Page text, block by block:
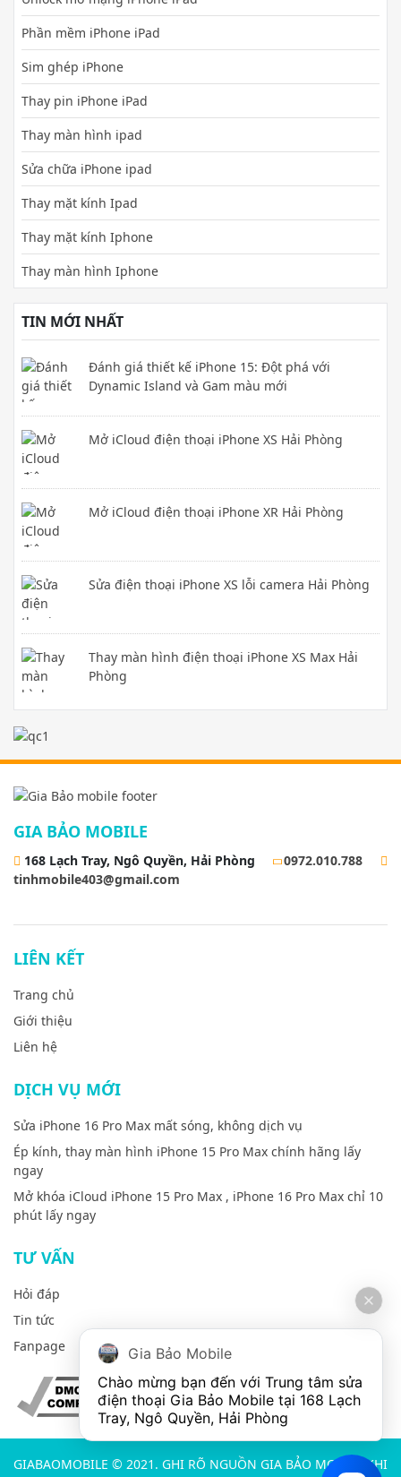
Phần mềm iPhone iPad
Sim ghép iPhone
Thay pin iPhone iPad
Thay màn hình ipad
Sửa chữa iPhone ipad
Thay mặt kính Ipad
Thay mặt kính Iphone
Thay màn hình Iphone
TIN MỚI NHẤT
Đánh giá thiết kế iPhone 15: Đột phá với
Dynamic Island và Gam màu mới
Mở iCloud điện thoại iPhone XS Hải Phòng
Mở iCloud điện thoại iPhone XR Hải Phòng
Sửa điện thoại iPhone XS lỗi camera Hải Phòng
Thay màn hình điện thoại iPhone XS Max Hải
Phòng
GIA BẢO MOBILE
168 Lạch Tray, Ngô Quyền, Hải Phòng
0972.010.788
tinhmobile403@gmail.com
LIÊN KẾT
Trang chủ
Giới thiệu
Liên hệ
DỊCH VỤ MỚI
Sửa iPhone 16 Pro Max mất sóng, không dịch vụ
Ép kính, thay màn hình iPhone 15 Pro Max chính hãng lấy
ngay
Mở khóa iCloud iPhone 15 Pro Max , iPhone 16 Pro Max chỉ 10
phút lấy ngay
TƯ VẤN
Hỏi đáp
Tin tức
Fanpage
GIABAOMOBILE © 2021. GHI RÕ NGUỒN GIA BẢO MOBILE KHI
Gia Bảo Mobile
Chào mừng bạn đến với Trung tâm sửa
điện thoại Gia Bảo Mobile tại 168 Lạch
Tray, Ngô Quyền, Hải Phòng